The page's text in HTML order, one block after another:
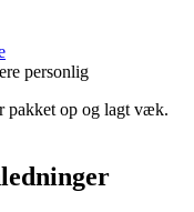
personlig
pakket op og lagt væk.